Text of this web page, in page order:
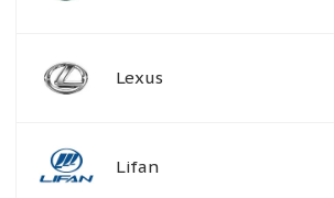
Lexus
Lifan